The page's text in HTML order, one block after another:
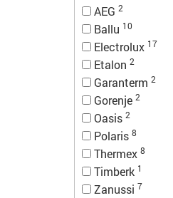
AEG 2
Ballu 10
Electrolux 17
Etalon 2
Garanterm 2
Gorenje 2
Oasis 2
Polaris 8
Thermex 8
Timberk 1
Zanussi 7